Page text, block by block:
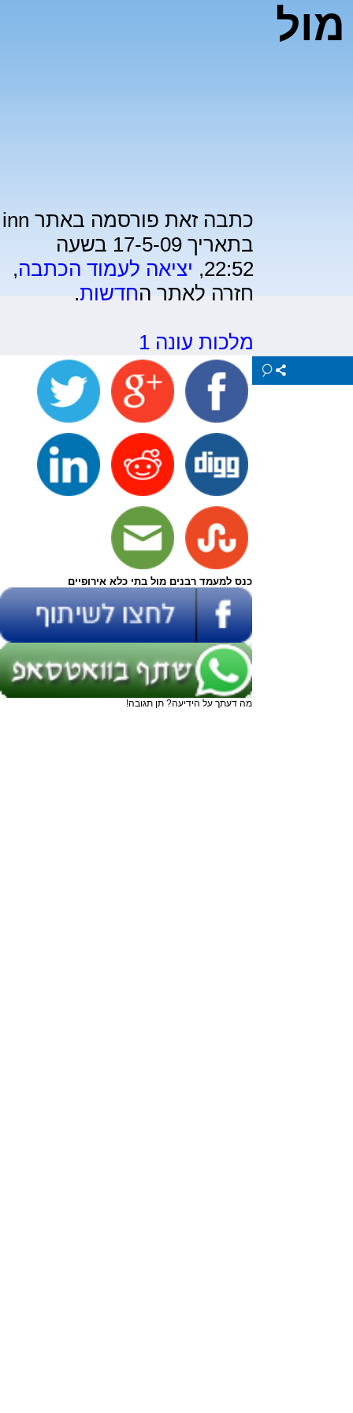
כתבה זאת פורסמה באתר inn
בתאריך 17-5-09 בשעה
22:52, יציאה לעמוד הכתבה,
חזרה לאתר החדשות.
מלכות עונה 1
כנס למעמד רבנים מול בתי כלא אירופיים
מה דעתך על הידיעה? תן תגובה!